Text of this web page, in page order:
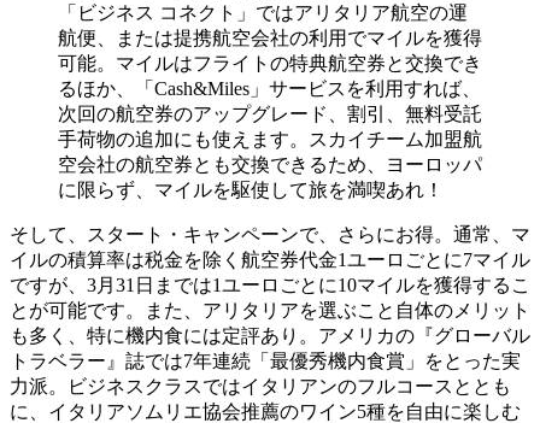
「ビジネス コネクト」ではアリタリア航空の運
航便、または提携航空会社の利用でマイルを獲得
可能。マイルはフライトの特典航空券と交換でき
るほか、「Cash&Miles」サービスを利用すれば、
次回の航空券のアップグレード、割引、無料受託
手荷物の追加にも使えます。スカイチーム加盟航
空会社の航空券とも交換できるため、ヨーロッパ
に限らず、マイルを駆使して旅を満喫あれ！
そして、スタート・キャンペーンで、さらにお得。通常、マ
イルの積算率は税金を除く航空券代金1ユーロごとに7マイル
ですが、3月31日までは1ユーロごとに10マイルを獲得するこ
とが可能です。また、アリタリアを選ぶこと自体のメリット
も多く、特に機内食には定評あり。アメリカの『グローバル
トラベラー』誌では7年連続「最優秀機内食賞」をとった実
力派。ビジネスクラスではイタリアンのフルコースととも
に、イタリアソムリエ協会推薦のワイン5種を自由に楽しむ